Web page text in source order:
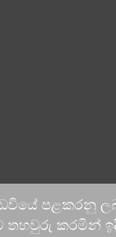
අඩවියේ
කරමින්